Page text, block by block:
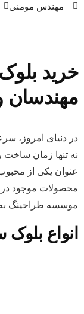
مهندس مومنی
خرید
مهندسان
در دنیای امروز،
نه تنها زمان
عنوان یکی از
محصولات موجود در
موسسه طراحینگ به
انواع